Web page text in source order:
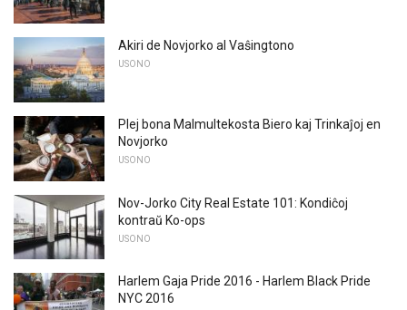
Akiri de Novjorko al Vaŝingtono
USONO
Plej bona Malmultekosta Biero kaj Trinkaĵoj en
Novjorko
USONO
Nov-Jorko City Real Estate 101: Kondiĉoj
kontraŭ Ko-ops
USONO
Harlem Gaja Pride 2016 - Harlem Black Pride
NYC 2016